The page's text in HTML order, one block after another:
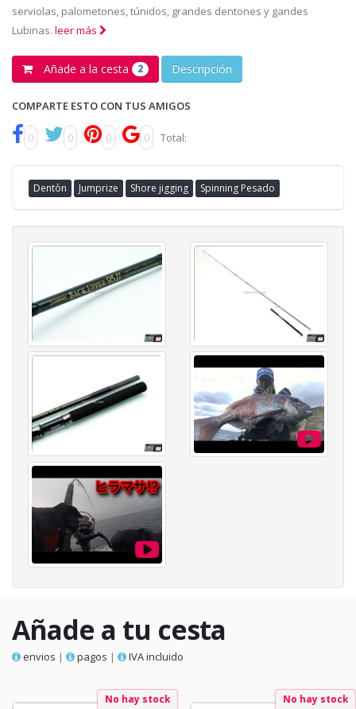
serviolas, palometones, túnidos, grandes dentones y gandes
Lubinas. leer más
Añade a la cesta 2 Descripción
COMPARTE ESTO CON TUS AMIGOS
0 0 0 0 Total:
Dentòn Jumprize Shore jigging Spinning Pesado
Añade a tu cesta
envios | pagos | IVA incluido
No hay stock No hay stock